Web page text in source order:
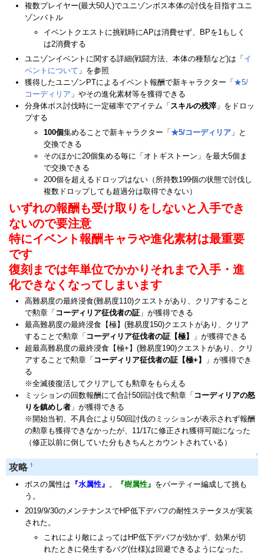
複数プレイヤー(最大50人)でユニゾンボス本体の討伐を目指すユニ
ゾンバトル
イベントクエストに挑戦時にAPは消費せず、BPを1もしく
は2消費する
ユニゾンイベントに関する詳細(戦闘方法、本体の種類など)は「 イ
ベントについて 」を参照
獲得したユニゾンPTによるイベント報酬で新キャラクター「 ★5/
コーディリア 」やその進化素材等を獲得できる
分身体ボス討伐時に一定確率でアイテム「 スキルの残滓 」をドロッ
プする
100個集めることで新キャラクター「 ★5/コーディリア 」と
交換できる
そのほかに20個集める毎に「オトギストーン」を最大5個ま
で交換できる
200個を超えるドロップはない（所持数199個の状態で討伐し
複数ドロップしても超過分は取得できない）
いずれの報酬も受け取りをしないと入手でき
ないので要注意
特にイベント報酬キャラや進化素材は最重要
です
復刻までは年単位でかかりそれまで入手・進
化できなくなってしまいます
高難易度の最終浸食(難易度110)クエストがあり、クリアすること
で勲章「 コーディリア征伐者の証 」が獲得できる
最高難易度の最終浸食【極】(難易度150)クエストがあり、クリア
することで勲章「 コーディリア征伐者の証【極】
」が獲得できる
超最高難易度の最終浸食【極+】(難易度190)クエストがあり、クリ
アすることで勲章「 コーディリア征伐者の証【極+】
」が獲得でき
る
※全滅後復活してクリアしても勲章をもらえる
ミッションの回数報酬にて合計50回討伐で勲章「 コーディリアの怒
りを鎮めし者 」が獲得できる
※開始当初、不具合により50回討伐のミッションが表示されず報酬
の勲章も獲得できなかったが、11/17に修正され獲得可能になった
（修正以前に倒していた分もきちんとカウントされている）
↑
攻略 †
ボスの属性は 『水属性』 。 『樹属性』 をパーティー編成して挑も
う。
2019/9/30のメンテナンスでHP低下デバフの耐性ステータスが実装
された。
これにより敵によってはHP低下デバフが効かず、効果が切
れたときに発生するバグ(仕様)は回避できるようになった。